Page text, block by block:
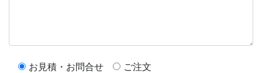
お見積・お問合せ ご注文